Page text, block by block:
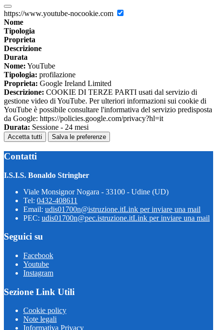
https://www.youtube-nocookie.com
Nome
Tipologia
Proprieta
Descrizione
Durata
Nome: YouTube
Tipologia: profilazione
Proprieta: Google Ireland Limited
Descrizione: COOKIE DI TERZE PARTI usati dal servizio di
gestione video di YouTube. Per ulteriori informazioni sui cookie di
YouTube è possibile consultare l'informativa del servizio predisposta
da Google: https://policies.google.com/privacy?hl=it
Durata: Sessione - 24 mesi
Accetta tutti Salva le preferenze
Contatti
I.S.I.S. Bonaldo Stringher
Viale Monsignor Nogara - 33100 - Udine (UD)
Tel: 0432-408611
Email: udis01700n@istruzione.itLink per inviare una mail
PEC: udis01700n@pec.istruzione.itLink per inviare una mail
Seguici su
Facebook
Youtube
Instagram
Sezione Link Utili
Cookie policy
Note legali
Informativa Privacy